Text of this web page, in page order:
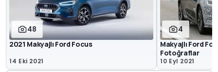
48
2021 Makyajlı Ford Focus
14 Eki 2021
4
Makyajlı Ford
Fotoğraflar
10 Eyl 2021